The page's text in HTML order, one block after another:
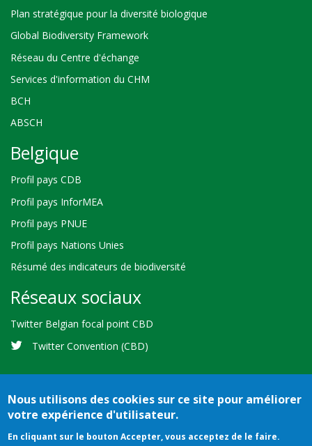
Plan stratégique pour la diversité biologique
Global Biodiversity Framework
Réseau du Centre d'échange
Services d'information du CHM
BCH
ABSCH
Belgique
Profil pays CDB
Profil pays InforMEA
Profil pays PNUE
Profil pays Nations Unies
Résumé des indicateurs de biodiversité
Réseaux sociaux
Twitter Belgian focal point CBD
Twitter Convention (CBD)
Bioland
Crédits Conditions d'utilisation © 2026 Secretariat of the
Nous utilisons des cookies sur ce site pour améliorer
votre expérience d'utilisateur.
En cliquant sur le bouton Accepter, vous acceptez de le faire.